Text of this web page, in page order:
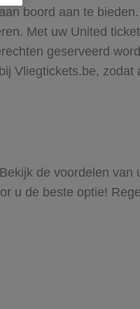
boord aan te
Met uw United
geserveerd
Vliegtickets.be, zodat
de voordelen van
u de beste optie!